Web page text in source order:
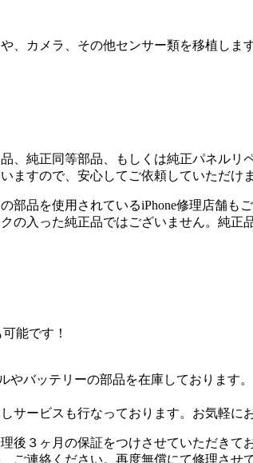
、カメラ、その他センサー類を移植します
、純正同等部品、もしくは純正パネルリ
ますので、安心してご依頼していただけま
部品を使用されているiPhone修理店舗も
の入った純正品ではございません。純
能です！
やバッテリーの部品を在庫しております。
サービスも行なっております。 お気軽に
後３ヶ月の保証をつけさせていただきて
ご連絡ください。再度無償にて修理させ